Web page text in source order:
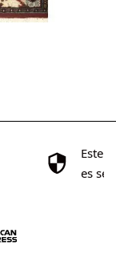
Este
es